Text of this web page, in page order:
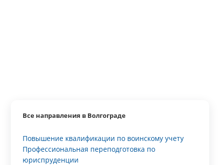
Все направления в Волгограде
Повышение квалификации по воинскому учету
Профессиональная переподготовка по
юриспруденции